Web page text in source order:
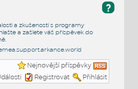
?
a zkušenosti s programy
a zašlete váš příspěvek do
.
Nejnovější příspěvky
Registrovat Přihlásit